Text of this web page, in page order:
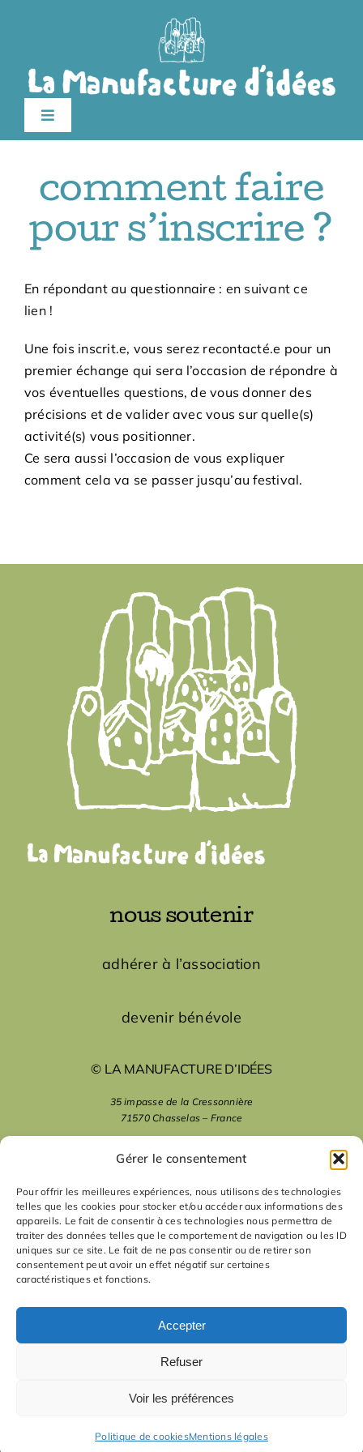
Gérer le consentement
Pour offrir les meilleures expériences, nous utilisons des technologies
telles que les cookies pour stocker et/ou accéder aux informations des
appareils. Le fait de consentir à ces technologies nous permettra de
traiter des données telles que le comportement de navigation ou les ID
uniques sur ce site. Le fait de ne pas consentir ou de retirer son
consentement peut avoir un effet négatif sur certaines
caractéristiques et fonctions.
Accepter
Refuser
Voir les préférences
Politique de cookiesMentions légales
Toggle
Navigation
Infos pratiques
Adhésions
Archives
Contact
comment faire
pour s’inscrire ?
En répondant au questionnaire : en suivant ce
lien !
Une fois inscrit.e, vous serez recontacté.e pour un
premier échange qui sera l’occasion de répondre à
vos éventuelles questions, de vous donner des
précisions et de valider avec vous sur quelle(s)
activité(s) vous positionner.
Ce sera aussi l’occasion de vous expliquer
comment cela va se passer jusqu’au festival.
nous soutenir
adhérer à l’association
devenir bénévole
© LA MANUFACTURE D’IDÉES
35 impasse de la Cressonnière
71570 Chasselas – France
mentions légales
nous suivre
nous contacter